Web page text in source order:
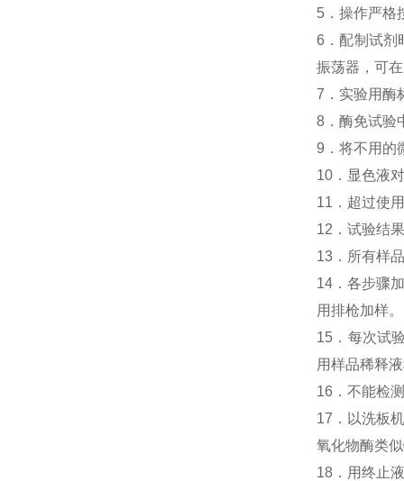
5．操作严格
6．配制试剂
振荡器，可
7．实验用酶
8．酶免试验
9．将不用的
10．显色液
11．超过使
12．试验结
13．所有样
14．各步骤
用排枪加样。
15．每次试
用样品稀释
16．不能检
17．以洗板
氧化物酶类
18．用终止